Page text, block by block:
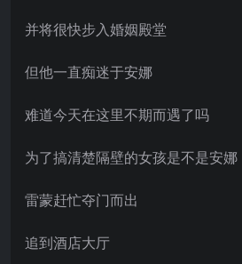
并将很快步入婚姻殿堂
但他一直痴迷于安娜
难道今天在这里不期而遇了吗
为了搞清楚隔壁的女孩是不是安娜
雷蒙赶忙夺门而出
追到酒店大厅